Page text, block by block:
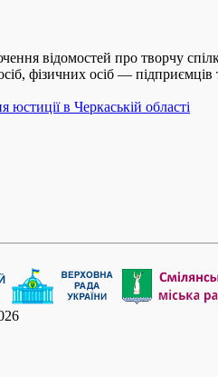
відомостей про творчу
фізичних осіб —
юстиції в Черкаській області